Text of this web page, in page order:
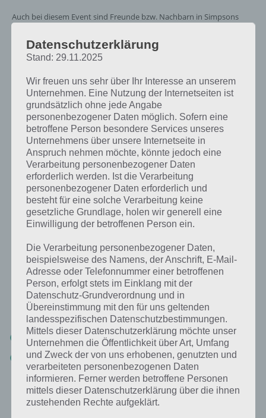
Auch bei diesem Event sind Freunde bzw. Nachbarn in Simpsons
Spielern messen könnt, könnt ihr bei euren Freunden auch Fans
antippen. Dies bringt zwar nur 1 Schaumstoffhand, kann sich aber
In anderen Springfields kannst du ebenfalls Fans
antippen, was dir Schaumstoffhände bringt
Wenn du in Simpsons Springfield nicht genügend Freunde haben
solltest, so kannst du unter nachfolgendem Link deinen Orgin-
Namen mitteilen, wodurch du neue Spieler aufnehmen kannst.
Jetzt Nachbarn / Freunde für Simpsons Springfield finden
NEU: Unserer Facebook Gruppe zur App beitretenund zahlreiche
neue Nachbarn finden!
Weitere Tipps und Tricks
Datenschutzerklärung
Stand: 29.11.2025
Wir freuen uns sehr über Ihr Interesse an unserem
Unternehmen. Eine Nutzung der Internetseiten ist
grundsätzlich ohne jede Angabe
personenbezogener Daten möglich. Sofern eine
betroffene Person besondere Services unseres
Unternehmens über unsere Internetseite in
Anspruch nehmen möchte, könnte jedoch eine
Verarbeitung personenbezogener Daten
erforderlich werden. Ist die Verarbeitung
personenbezogener Daten erforderlich und
besteht für eine solche Verarbeitung keine
gesetzliche Grundlage, holen wir generell eine
Einwilligung der betroffenen Person ein.
Die Verarbeitung personenbezogener Daten,
beispielsweise des Namens, der Anschrift, E-Mail-
Adresse oder Telefonnummer einer betroffenen
Person, erfolgt stets im Einklang mit der
Datenschutz-Grundverordnung und in
Übereinstimmung mit den für uns geltenden
landesspezifischen Datenschutzbestimmungen.
Mittels dieser Datenschutzerklärung möchte unser
Unternehmen die Öffentlichkeit über Art, Umfang
und Zweck der von uns erhobenen, genutzten und
verarbeiteten personenbezogenen Daten
informieren. Ferner werden betroffene Personen
mittels dieser Datenschutzerklärung über die ihnen
zustehenden Rechte aufgeklärt.